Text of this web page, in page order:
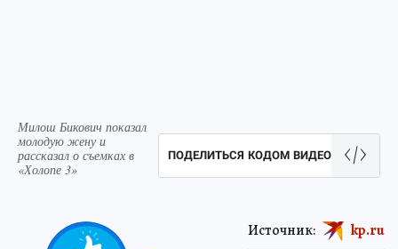
Милош Бикович показал
молодую жену и
рассказал о съемках в
«Холопе 3»
ПОДЕЛИТЬСЯ КОДОМ ВИДЕО
Источник: kp.ru